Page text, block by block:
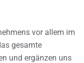
vor allem im
gesamte
und ergänzen uns